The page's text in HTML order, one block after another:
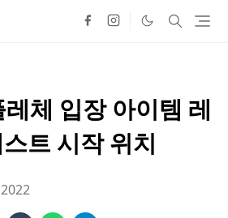
체 입장 아이템 레
트 시작 위치